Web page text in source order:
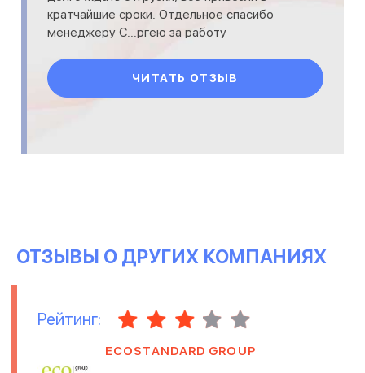
кратчайшие сроки. Отдельное спасибо
менеджеру С...ргею за работу
ЧИТАТЬ ОТЗЫВ
ОТЗЫВЫ О ДРУГИХ КОМПАНИЯХ
Рейтинг:
ECOSTANDARD GROUP